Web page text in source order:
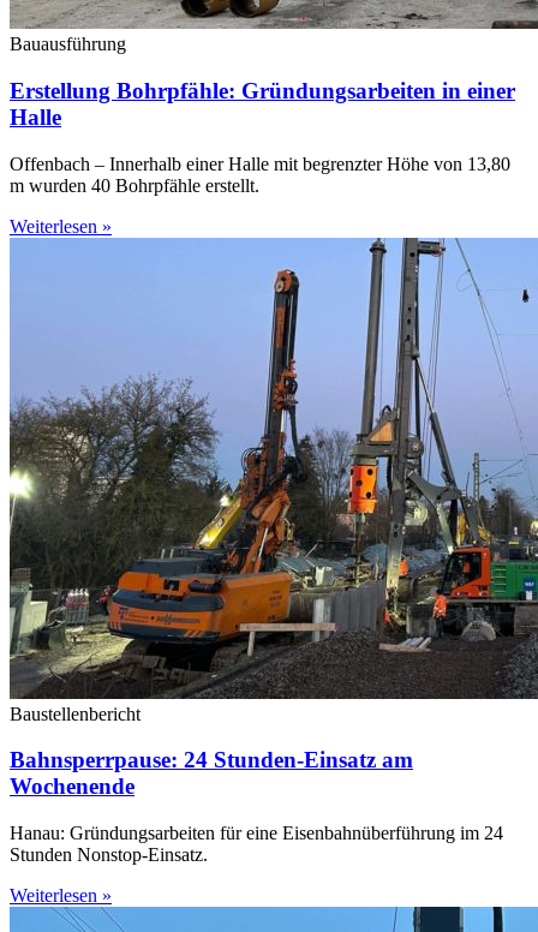
Bauausführung
Erstellung Bohrpfähle: Gründungsarbeiten in einer
Halle
Offenbach – Innerhalb einer Halle mit begrenzter Höhe von 13,80
m wurden 40 Bohrpfähle erstellt.
Weiterlesen »
Baustellenbericht
Bahnsperrpause: 24 Stunden-Einsatz am
Wochenende
Hanau: Gründungsarbeiten für eine Eisenbahnüberführung im 24
Stunden Nonstop-Einsatz.
Weiterlesen »